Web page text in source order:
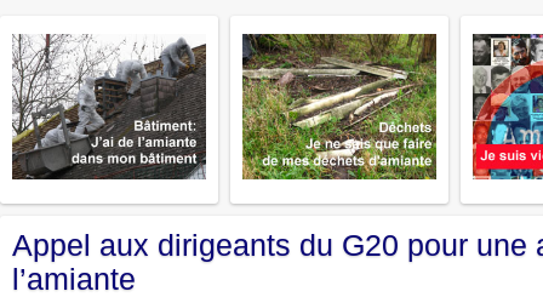
Appel aux dirigeants du G20 pour
l’amiante